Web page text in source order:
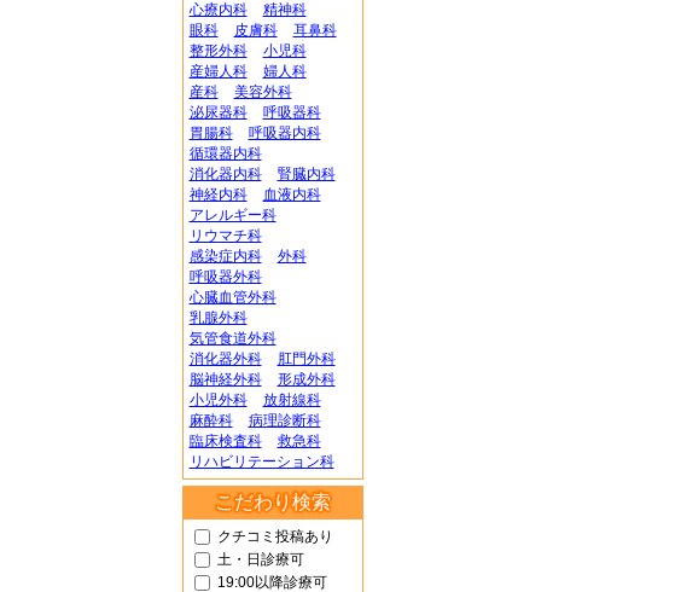
心療内科
精神科
眼科
皮膚科
耳鼻科
整形外科
小児科
産婦人科
婦人科
産科
美容外科
泌尿器科
呼吸器科
胃腸科
呼吸器内科
循環器内科
消化器内科
腎臓内科
神経内科
血液内科
アレルギー科
リウマチ科
感染症内科
外科
呼吸器外科
心臓血管外科
乳腺外科
気管食道外科
消化器外科
肛門外科
脳神経外科
形成外科
小児外科
放射線科
麻酔科
病理診断科
臨床検査科
救急科
リハビリテーション科
こだわり検索
クチコミ投稿あり
土・日診療可
19:00以降診療可